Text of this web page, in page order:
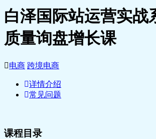
白泽国际站运营实战
质量询盘增长课
电商 跨境电商
详情介绍
常见问题
课程目录